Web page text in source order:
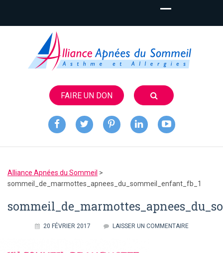
FAIRE UN DON
Alliance
Apnées du
Sommeil
Alliance Apnées du Sommeil >
sommeil_de_marmottes_apnees_du_sommeil_enfant_fb_1
20 FÉVRIER 2017 LAISSER UN COMMENTAIRE